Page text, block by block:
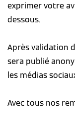
exprimer votre
dessous.
Après validation
sera publié
les médias
Avec tous nos